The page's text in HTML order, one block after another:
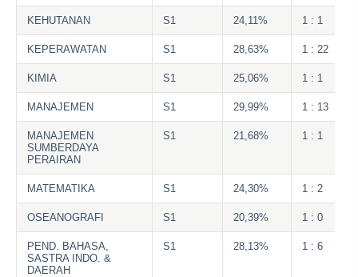
KEHUTANAN S1 24,11% 1 : 1
KEPERAWATAN S1 28,63% 1 : 22
KIMIA S1 25,06% 1 : 1
MANAJEMEN S1 29,99% 1 : 13
MANAJEMEN
SUMBERDAYA
PERAIRAN
S1 21,68% 1 : 1
MATEMATIKA S1 24,30% 1 : 2
OSEANOGRAFI S1 20,39% 1 : 0
PEND. BAHASA,
SASTRA INDO. &
DAERAH
S1 28,13% 1 : 6